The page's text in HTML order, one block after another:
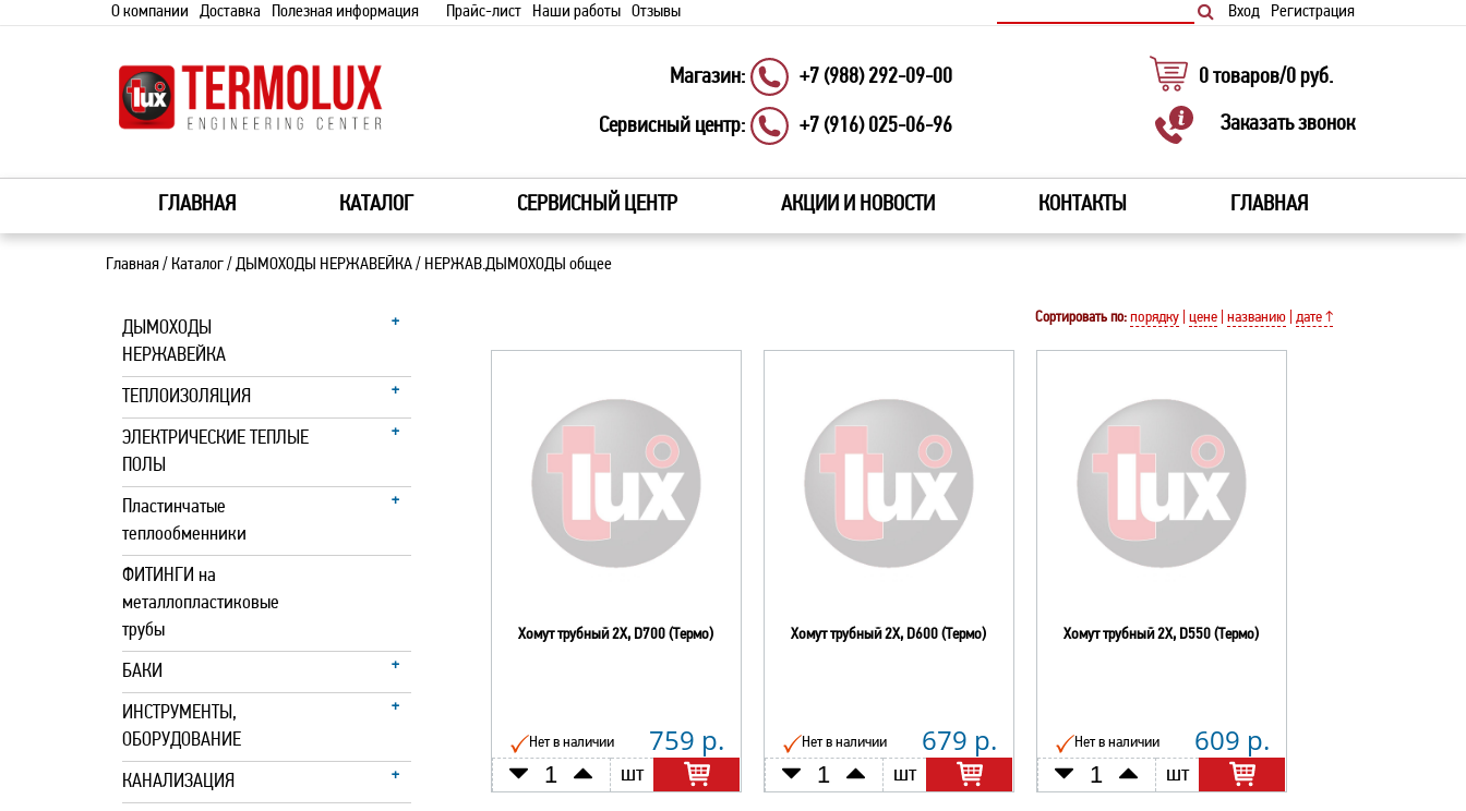
Прайс-лист
О компании Доставка Полезная информация Наши работы Отзывы Вход Регистрация
Магазин: +7 (988) 292-09-00
Сервисный центр: +7 (916) 025-06-96
0 товаров/0 руб.
Заказать звонок
ГЛАВНАЯ КАТАЛОГ СЕРВИСНЫЙ ЦЕНТР АКЦИИ И НОВОСТИ КОНТАКТЫ ГЛАВНАЯ
Главная/ Каталог/ ДЫМОХОДЫ НЕРЖАВЕЙКА/ НЕРЖАВ.ДЫМОХОДЫ общее
ДЫМОХОДЫ
НЕРЖАВЕЙКА
ТЕПЛОИЗОЛЯЦИЯ
ЭЛЕКТРИЧЕСКИЕ ТЕПЛЫЕ
ПОЛЫ
Пластинчатые
теплообменники
ФИТИНГИ на
металлопластиковые
трубы
БАКИ
ИНСТРУМЕНТЫ,
ОБОРУДОВАНИЕ
КАНАЛИЗАЦИЯ
Сортировать по: порядку цене названию дате ↑
Хомут трубный 2Х, D700 (Термо)
Нет в наличии 759 р.
шт
Хомут трубный 2Х, D600 (Термо)
Нет в наличии 679 р.
шт
Хомут трубный 2Х, D550 (Термо)
Нет в наличии 609 р.
шт